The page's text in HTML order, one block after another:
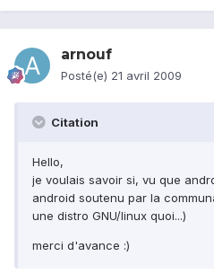
arnouf
Posté(e) 21 avril 2009
Citation
Hello,
je voulais savoir si, vu que
android soutenu par la
une distro GNU/linux quoi...)
merci d'avance :)